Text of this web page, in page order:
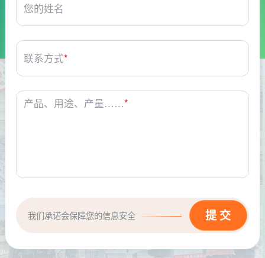
您的姓名
联系方式*
产品、用途、产量……*
我们承诺会保障您的信息安全